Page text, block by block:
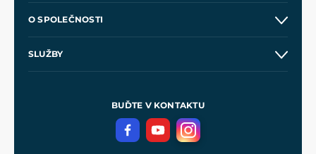
Velkoobchod
O SPOLEČNOSTI
SLUŽBY
Meče pro Kingdom Come
BUĎTE V KONTAKTU